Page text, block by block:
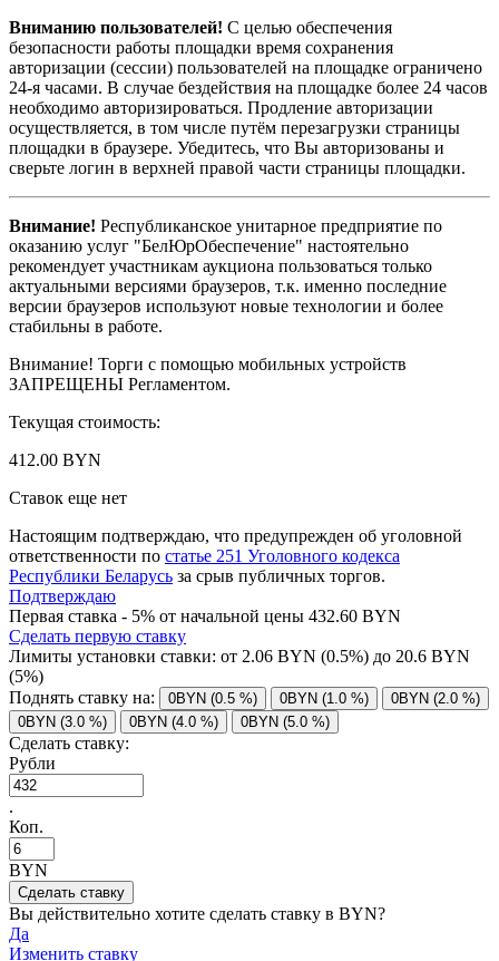
Вниманию пользователей! С целью обеспечения
безопасности работы площадки время сохранения
авторизации (сессии) пользователей на площадке ограничено
24-я часами. В случае бездействия на площадке более 24 часов
необходимо авторизироваться. Продление авторизации
осуществляется, в том числе путём перезагрузки страницы
площадки в браузере. Убедитесь, что Вы авторизованы и
сверьте логин в верхней правой части страницы площадки.
Внимание! Республиканское унитарное предприятие по
оказанию услуг "БелЮрОбеспечение" настоятельно
рекомендует участникам аукциона пользоваться только
актуальными версиями браузеров, т.к. именно последние
версии браузеров используют новые технологии и более
стабильны в работе.
Внимание! Торги с помощью мобильных устройств
ЗАПРЕЩЕНЫ Регламентом.
Текущая стоимость:
412.00 BYN
Ставок еще нет
Настоящим подтверждаю, что предупрежден об уголовной
ответственности по статье 251 Уголовного кодекса
Республики Беларусь за срыв публичных торгов.
Подтверждаю
Первая ставка - 5% от начальной цены 432.60 BYN
Сделать первую ставку
Лимиты установки ставки: от 2.06 BYN (0.5%) до 20.6 BYN
(5%)
Поднять ставку на:
0BYN (0.5 %) 0BYN (1.0 %)
0BYN (2.0 %)
0BYN (3.0 %)
0BYN (4.0 %) 0BYN (5.0 %)
Сделать ставку:
Рубли
.
Коп.
BYN
Вы действительно хотите сделать ставку в BYN?
Да
Изменить ставку